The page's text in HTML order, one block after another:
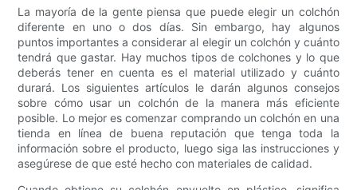
La mayoría de la gente piensa que puede elegir un colchón
diferente en uno o dos días. Sin embargo, hay algunos
puntos importantes a considerar al elegir un colchón y cuánto
tendrá que gastar. Hay muchos tipos de colchones y lo que
deberás tener en cuenta es el material utilizado y cuánto
durará. Los siguientes artículos le darán algunos consejos
sobre cómo usar un colchón de la manera más eficiente
posible. Lo mejor es comenzar comprando un colchón en una
tienda en línea de buena reputación que tenga toda la
información sobre el producto, luego siga las instrucciones y
asegúrese de que esté hecho con materiales de calidad.